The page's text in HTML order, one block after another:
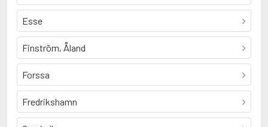
Esse
Finström, Åland
Forssa
Fredrikshamn